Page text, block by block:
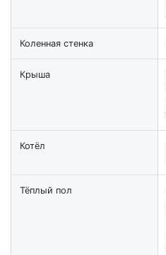
Коленная стенка
Крыша
Котёл
Тёплый пол